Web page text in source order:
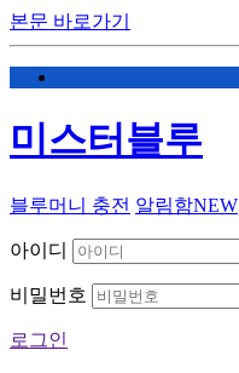
본문 바로가기
미스터블루
블루머니 충전 알림함NEW
아이디
비밀번호
로그인